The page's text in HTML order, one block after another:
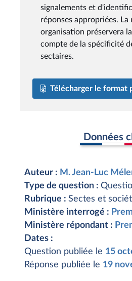
signalements et
réponses appropriées. La
organisation préservera
compte de la spécificité
sectaires.
Télécharger le format
Données
Auteur : M. Jean-Luc
Type de question :
Rubrique : Sectes et
Ministère interrogé :
Ministère répondant :
Dates :
Question publiée le 15
Réponse publiée le 19